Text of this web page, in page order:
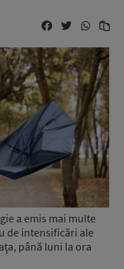
a emis mai multe
de intensificări ale
până luni la ora